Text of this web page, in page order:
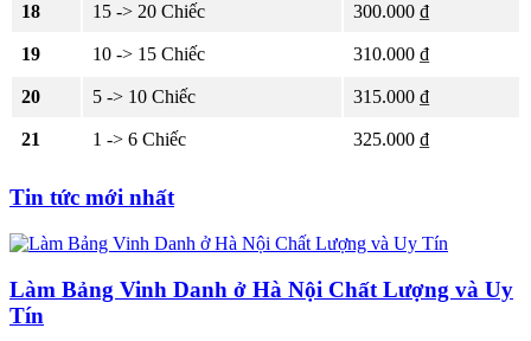
18 15 -> 20 Chiếc 300.000 ₫
19 10 -> 15 Chiếc 310.000 ₫
20 5 -> 10 Chiếc 315.000 ₫
21 1 -> 6 Chiếc 325.000 ₫
Tin tức mới nhất
Làm Bảng Vinh Danh ở Hà Nội Chất Lượng và Uy
Tín